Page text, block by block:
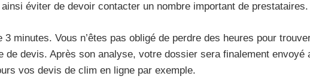
éviter de devoir contacter un nombre important de prestataires.
3 minutes. Vous n’êtes pas obligé de perdre des heures pour
de devis. Après son analyse, votre dossier sera finalement
vos devis de clim en ligne par exemple.